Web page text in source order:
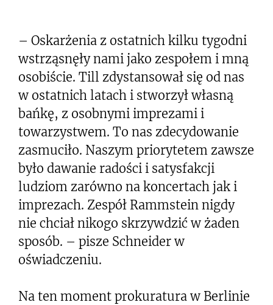
– Oskarżenia z ostatnich kilku tygodni
wstrząsnęły nami jako zespołem i mną
osobiście. Till zdystansował się od nas
w ostatnich latach i stworzył własną
bańkę, z osobnymi imprezami i
towarzystwem. To nas zdecydowanie
zasmuciło. Naszym priorytetem zawsze
było dawanie radości i satysfakcji
ludziom zarówno na koncertach jak i
imprezach. Zespół Rammstein nigdy
nie chciał nikogo skrzywdzić w żaden
sposób. – pisze Schneider w
oświadczeniu.
Na ten moment prokuratura w Berlinie